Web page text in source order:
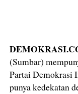
(Sumbar)
Partai Demokrasi
punya kedekatan